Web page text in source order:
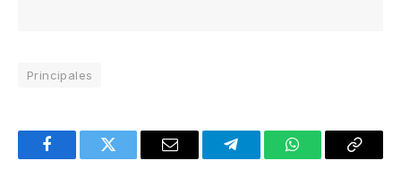
Principales
FacebookTwitter Email TelegramWhatsAppCopy